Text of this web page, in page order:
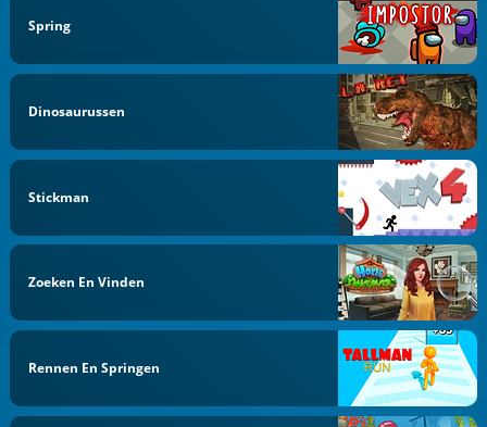
Spring
Dinosaurussen
Stickman
Zoeken En Vinden
Rennen En Springen